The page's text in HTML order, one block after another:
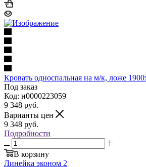
Кровать односпальная на м/к, ложе
Под заказ
Код: н0000223059
9 348 руб.
Варианты цен
9 348 руб.
Подробности
В корзину
Линейка эконом 2